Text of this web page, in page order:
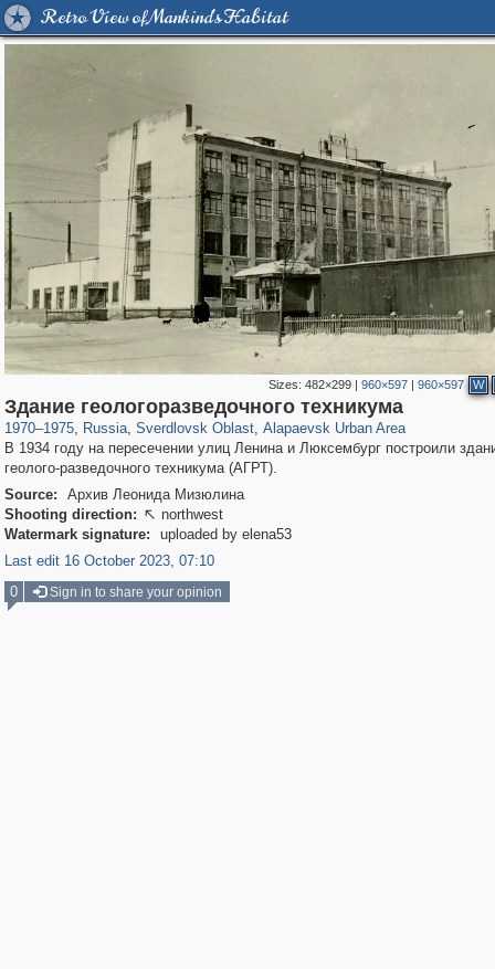
Retro View of Mankind's Habitat
Sizes: 482×299| 960×597| 960×597 W
Здание геологоразведочного техникума
1970–1975, Russia
1,407,328 29,248
, Sverdlovsk Oblast
22,860 147
, Alapaevsk Urban Area
224 2
В 1934 году на пересечении улиц Ленина и Люксембург построили
геолого-разведочного техникума (АГРТ).
Source:
Архив Леонида Мизюлина
Shooting direction:  northwest
Watermark signature:
uploaded by elena53
Last edit 16 October 2023, 07:10
0
Sign in to share your opinion